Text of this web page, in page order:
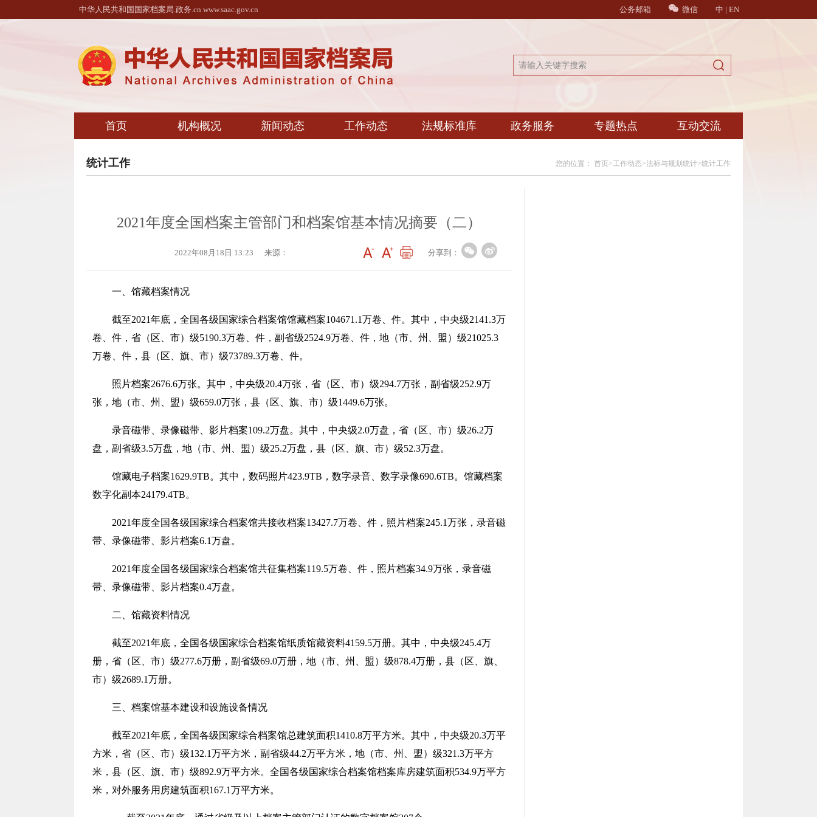
中华人民共和国国家档案局.政务.cn www.saac.gov.cn 公务邮箱 微信 中 | EN
首页 机构概况 新闻动态 工作动态 法规标准库 政务服务 专题热点 互动交流
您的位置： 首页>工作动态>法标与规划统计>统计工作
统计工作
2021年度全国档案主管部门和档案馆基本情况摘要（二）
2022年08月18日 13:23 来源： 分享到：
一、 馆藏档案情况
截至2021年底，全国各级国家综合档案馆馆藏档案104671.1万卷、件。其中，中央级2141.3万
卷、件，省（区、市）级5190.3万卷、件， 副省级2524.9万卷、件， 地（市、州、盟）级21025.3
万卷、件，县（区、旗、市）级73789.3万卷、件。
照片档案2676.6万张。其中，中央级20.4万张，省（区、市）级294.7万张， 副省级252.9万
张， 地（市、州、盟）级659.0万张，县（区、旗、市）级1449.6万张。
录音磁带 录像磁带 影片档案109.2万盘。其中， 中央级2.0万盘 ，省（区、市）级26.2万
盘 ， 副省级3.5万盘， 地（市、州、盟）级25.2万盘 ，县（区、旗、市）级52.3万盘。
馆藏电子档案1629.9TB。其中，数码照片423.9TB ，数字录音、数字录像690.6TB。馆藏档案
数字化副本24179.4TB。
2021年度全国各级国家综合档案馆共接收档案13427.7万卷、件，照片档案245.1万张，录音磁
带、录像磁带、影片档案6.1万盘。
2021年度全国各级国家综合档案馆共征集档案119.5万卷、件，照片档案34.9万张，录音磁
带、录像磁带、影片档案0.4万盘。
二、 馆藏资料情况
截至2021年底，全国各级国家综合档案馆纸质馆藏资料4159.5万册。其中，中央级245.4万
册，省（区、市）级277.6万册， 副省级69.0万册， 地（市、州、盟）级878.4万册，县（区、旗、
市）级2689.1万册。
三、 档案馆基本建设和设施设备情况
截至2021年底，全国各级国家综合档案馆总建筑面积1410.8万平方米。其中，中央级20.3万平
方米，省（区、市）级132.1万平方米， 副省级44.2万平方米， 地（市、州、盟）级321.3万平方
米，县（区、旗、市）级892.9万平方米。全国各级国家综合档案馆档案库房建筑面积534.9万平方
米，对外服务用房建筑面积167.1万平方米。